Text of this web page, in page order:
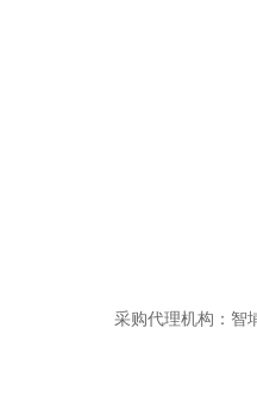
采购代理机构： 智